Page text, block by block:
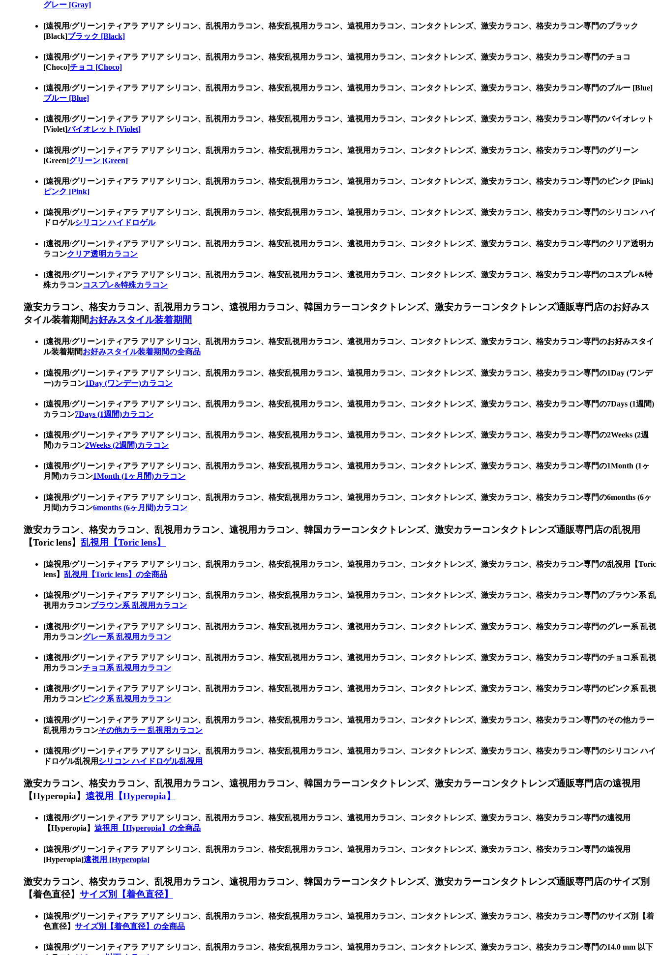
グレー [Gray]
[遠視用/グリーン] ティアラ アリア シリコン、乱視用カラコン、格安乱視用カラコン、遠視用カラコン、コンタクトレンズ、激安カラコン、格安カラコン専門のブラック
[Black]ブラック [Black]
[遠視用/グリーン] ティアラ アリア シリコン、乱視用カラコン、格安乱視用カラコン、遠視用カラコン、コンタクトレンズ、激安カラコン、格安カラコン専門のチョコ
[Choco]チョコ [Choco]
[遠視用/グリーン] ティアラ アリア シリコン、乱視用カラコン、格安乱視用カラコン、遠視用カラコン、コンタクトレンズ、激安カラコン、格安カラコン専門のブルー [Blue]
ブルー [Blue]
[遠視用/グリーン] ティアラ アリア シリコン、乱視用カラコン、格安乱視用カラコン、遠視用カラコン、コンタクトレンズ、激安カラコン、格安カラコン専門のバイオレット
[Violet]バイオレット [Violet]
[遠視用/グリーン] ティアラ アリア シリコン、乱視用カラコン、格安乱視用カラコン、遠視用カラコン、コンタクトレンズ、激安カラコン、格安カラコン専門のグリーン
[Green]グリーン [Green]
[遠視用/グリーン] ティアラ アリア シリコン、乱視用カラコン、格安乱視用カラコン、遠視用カラコン、コンタクトレンズ、激安カラコン、格安カラコン専門のピンク [Pink]
ピンク [Pink]
[遠視用/グリーン] ティアラ アリア シリコン、乱視用カラコン、格安乱視用カラコン、遠視用カラコン、コンタクトレンズ、激安カラコン、格安カラコン専門のシリコン ハイ
ドロゲルシリコン ハイドロゲル
[遠視用/グリーン] ティアラ アリア シリコン、乱視用カラコン、格安乱視用カラコン、遠視用カラコン、コンタクトレンズ、激安カラコン、格安カラコン専門のクリア透明カ
ラコンクリア透明カラコン
[遠視用/グリーン] ティアラ アリア シリコン、乱視用カラコン、格安乱視用カラコン、遠視用カラコン、コンタクトレンズ、激安カラコン、格安カラコン専門のコスプレ&特
殊カラコンコスプレ&特殊カラコン
激安カラコン、格安カラコン、乱視用カラコン、遠視用カラコン、韓国カラーコンタクトレンズ、激安カラーコンタクトレンズ通販専門店のお好みス
タイル装着期間お好みスタイル装着期間
[遠視用/グリーン] ティアラ アリア シリコン、乱視用カラコン、格安乱視用カラコン、遠視用カラコン、コンタクトレンズ、激安カラコン、格安カラコン専門のお好みスタイ
ル装着期間お好みスタイル装着期間の全商品
[遠視用/グリーン] ティアラ アリア シリコン、乱視用カラコン、格安乱視用カラコン、遠視用カラコン、コンタクトレンズ、激安カラコン、格安カラコン専門の1Day (ワンデ
ー)カラコン1Day (ワンデー)カラコン
[遠視用/グリーン] ティアラ アリア シリコン、乱視用カラコン、格安乱視用カラコン、遠視用カラコン、コンタクトレンズ、激安カラコン、格安カラコン専門の7Days (1週間)
カラコン7Days (1週間)カラコン
[遠視用/グリーン] ティアラ アリア シリコン、乱視用カラコン、格安乱視用カラコン、遠視用カラコン、コンタクトレンズ、激安カラコン、格安カラコン専門の2Weeks (2週
間)カラコン2Weeks (2週間)カラコン
[遠視用/グリーン] ティアラ アリア シリコン、乱視用カラコン、格安乱視用カラコン、遠視用カラコン、コンタクトレンズ、激安カラコン、格安カラコン専門の1Month (1ヶ
月間)カラコン1Month (1ヶ月間)カラコン
[遠視用/グリーン] ティアラ アリア シリコン、乱視用カラコン、格安乱視用カラコン、遠視用カラコン、コンタクトレンズ、激安カラコン、格安カラコン専門の6months (6ヶ
月間)カラコン6months (6ヶ月間)カラコン
激安カラコン、格安カラコン、乱視用カラコン、遠視用カラコン、韓国カラーコンタクトレンズ、激安カラーコンタクトレンズ通販専門店の乱視用
【Toric lens】 乱視用【Toric lens】
[遠視用/グリーン] ティアラ アリア シリコン、乱視用カラコン、格安乱視用カラコン、遠視用カラコン、コンタクトレンズ、激安カラコン、格安カラコン専門の乱視用【Toric
lens】 乱視用【Toric lens】の全商品
[遠視用/グリーン] ティアラ アリア シリコン、乱視用カラコン、格安乱視用カラコン、遠視用カラコン、コンタクトレンズ、激安カラコン、格安カラコン専門のブラウン系 乱
視用カラコンブラウン系 乱視用カラコン
[遠視用/グリーン] ティアラ アリア シリコン、乱視用カラコン、格安乱視用カラコン、遠視用カラコン、コンタクトレンズ、激安カラコン、格安カラコン専門のグレー系 乱視
用カラコングレー系 乱視用カラコン
[遠視用/グリーン] ティアラ アリア シリコン、乱視用カラコン、格安乱視用カラコン、遠視用カラコン、コンタクトレンズ、激安カラコン、格安カラコン専門のチョコ系 乱視
用カラコンチョコ系 乱視用カラコン
[遠視用/グリーン] ティアラ アリア シリコン、乱視用カラコン、格安乱視用カラコン、遠視用カラコン、コンタクトレンズ、激安カラコン、格安カラコン専門のピンク系 乱視
用カラコンピンク系 乱視用カラコン
[遠視用/グリーン] ティアラ アリア シリコン、乱視用カラコン、格安乱視用カラコン、遠視用カラコン、コンタクトレンズ、激安カラコン、格安カラコン専門のその他カラー
乱視用カラコンその他カラー 乱視用カラコン
[遠視用/グリーン] ティアラ アリア シリコン、乱視用カラコン、格安乱視用カラコン、遠視用カラコン、コンタクトレンズ、激安カラコン、格安カラコン専門のシリコン ハイ
ドロゲル乱視用 シリコン ハイドロゲル乱視用
激安カラコン、格安カラコン、乱視用カラコン、遠視用カラコン、韓国カラーコンタクトレンズ、激安カラーコンタクトレンズ通販専門店の遠視用
【Hyperopia】 遠視用【Hyperopia】
[遠視用/グリーン] ティアラ アリア シリコン、乱視用カラコン、格安乱視用カラコン、遠視用カラコン、コンタクトレンズ、激安カラコン、格安カラコン専門の遠視用
【Hyperopia】 遠視用【Hyperopia】の全商品
[遠視用/グリーン] ティアラ アリア シリコン、乱視用カラコン、格安乱視用カラコン、遠視用カラコン、コンタクトレンズ、激安カラコン、格安カラコン専門の遠視用
[Hyperopia]遠視用 [Hyperopia]
激安カラコン、格安カラコン、乱視用カラコン、遠視用カラコン、韓国カラーコンタクトレンズ、激安カラーコンタクトレンズ通販専門店のサイズ別
【着色直径】 サイズ別【着色直径】
[遠視用/グリーン] ティアラ アリア シリコン、乱視用カラコン、格安乱視用カラコン、遠視用カラコン、コンタクトレンズ、激安カラコン、格安カラコン専門のサイズ別【着
色直径】 サイズ別【着色直径】の全商品
[遠視用/グリーン] ティアラ アリア シリコン、乱視用カラコン、格安乱視用カラコン、遠視用カラコン、コンタクトレンズ、激安カラコン、格安カラコン専門の14.0 mm 以下